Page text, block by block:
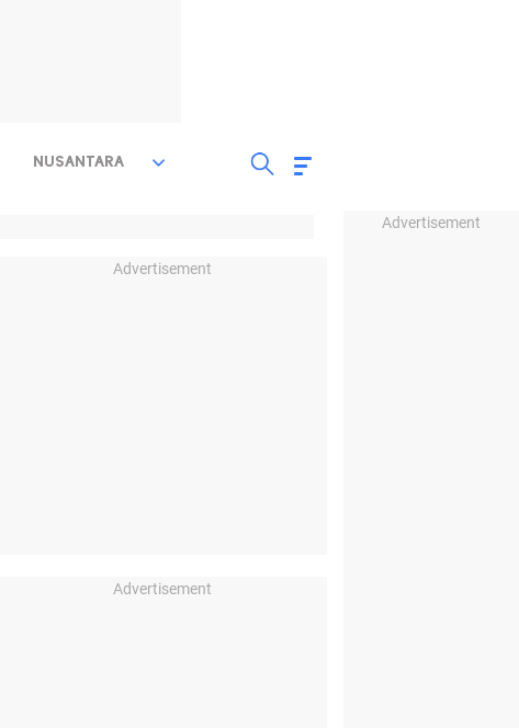
Advertisement
NUSANTARA
Advertisement
Advertisement